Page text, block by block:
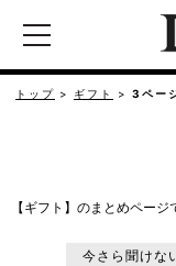
トップ ギフト 3ペー
【ギフト】のまとめページ
今さら聞けな